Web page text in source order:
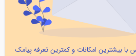
با بیشترین امکانات و کمترین تعرفه پیامک